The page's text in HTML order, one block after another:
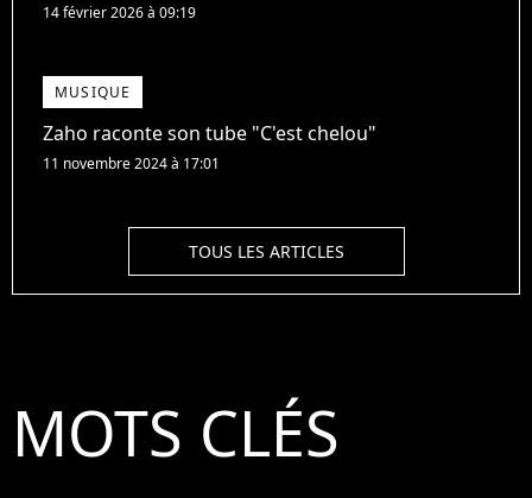
14 février 2026 à 09:19
MUSIQUE
Zaho raconte son tube "C'est chelou"
11 novembre 2024 à 17:01
TOUS LES ARTICLES
MOTS CLÉS